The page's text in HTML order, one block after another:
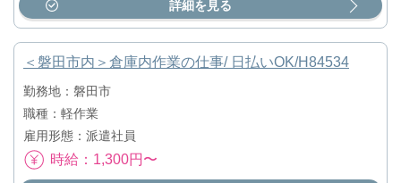
詳細を見る
＜磐田市内＞倉庫内作業の仕事/ 日払いOK/H84534
勤務地：磐田市
職種：軽作業
雇用形態：派遣社員
時給：1,300円〜